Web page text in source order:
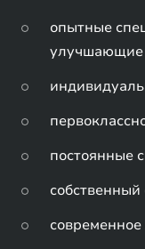
опытные
постоянные
собственный